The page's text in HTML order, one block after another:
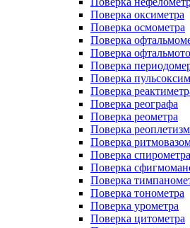
Поверка оксиметра
Поверка осмометра
Поверка
Поверка
Поверка
Поверка
Поверка
Поверка реографа
Поверка реометра
Поверка
Поверка
Поверка спирометра
Поверка
Поверка
Поверка тонометра
Поверка урометра
Поверка цитометра